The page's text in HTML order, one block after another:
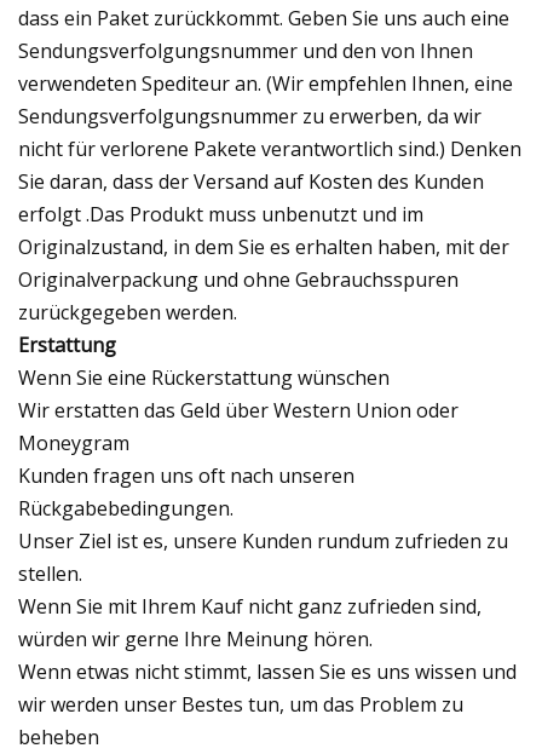
dass ein Paket zurückkommt. Geben Sie uns auch eine
Sendungsverfolgungsnummer und den von Ihnen
verwendeten Spediteur an. (Wir empfehlen Ihnen, eine
Sendungsverfolgungsnummer zu erwerben, da wir
nicht für verlorene Pakete verantwortlich sind.) Denken
Sie daran, dass der Versand auf Kosten des Kunden
erfolgt .Das Produkt muss unbenutzt und im
Originalzustand, in dem Sie es erhalten haben, mit der
Originalverpackung und ohne Gebrauchsspuren
zurückgegeben werden.
Erstattung
Wenn Sie eine Rückerstattung wünschen
Wir erstatten das Geld über Western Union oder
Moneygram
Kunden fragen uns oft nach unseren
Rückgabebedingungen.
Unser Ziel ist es, unsere Kunden rundum zufrieden zu
stellen.
Wenn Sie mit Ihrem Kauf nicht ganz zufrieden sind,
würden wir gerne Ihre Meinung hören.
Wenn etwas nicht stimmt, lassen Sie es uns wissen und
wir werden unser Bestes tun, um das Problem zu
beheben